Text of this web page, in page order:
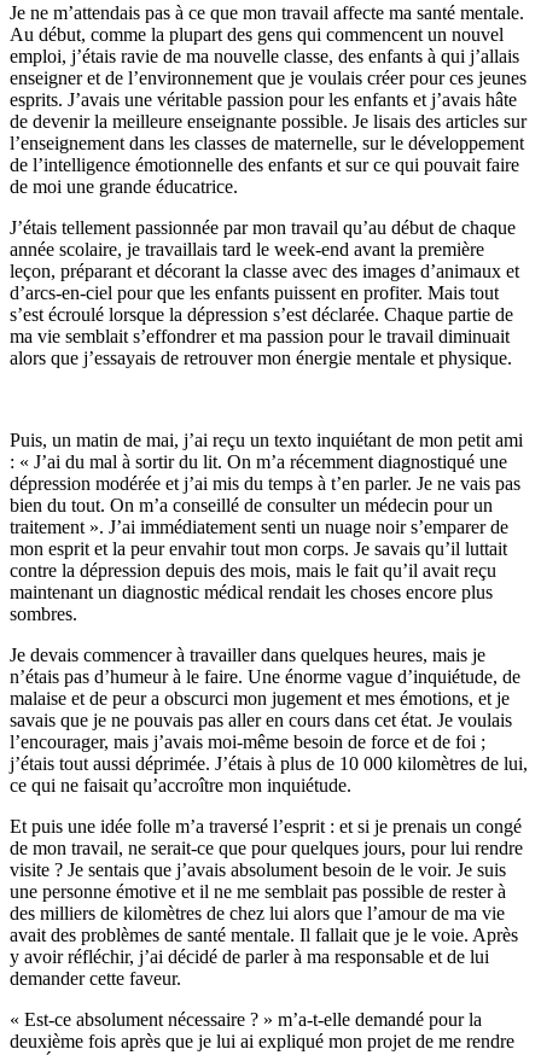
Je ne m’attendais pas à ce que mon travail affecte ma santé mentale.
Au début, comme la plupart des gens qui commencent un nouvel
emploi, j’étais ravie de ma nouvelle classe, des enfants à qui j’allais
enseigner et de l’environnement que je voulais créer pour ces jeunes
esprits. J’avais une véritable passion pour les enfants et j’avais hâte
de devenir la meilleure enseignante possible. Je lisais des articles sur
l’enseignement dans les classes de maternelle, sur le développement
de l’intelligence émotionnelle des enfants et sur ce qui pouvait faire
de moi une grande éducatrice.
J’étais tellement passionnée par mon travail qu’au début de chaque
année scolaire, je travaillais tard le week-end avant la première
leçon, préparant et décorant la classe avec des images d’animaux et
d’arcs-en-ciel pour que les enfants puissent en profiter. Mais tout
s’est écroulé lorsque la dépression s’est déclarée. Chaque partie de
ma vie semblait s’effondrer et ma passion pour le travail diminuait
alors que j’essayais de retrouver mon énergie mentale et physique.
Puis, un matin de mai, j’ai reçu un texto inquiétant de mon petit ami
: « J’ai du mal à sortir du lit. On m’a récemment diagnostiqué une
dépression modérée et j’ai mis du temps à t’en parler. Je ne vais pas
bien du tout. On m’a conseillé de consulter un médecin pour un
traitement ». J’ai immédiatement senti un nuage noir s’emparer de
mon esprit et la peur envahir tout mon corps. Je savais qu’il luttait
contre la dépression depuis des mois, mais le fait qu’il avait reçu
maintenant un diagnostic médical rendait les choses encore plus
sombres.
Je devais commencer à travailler dans quelques heures, mais je
n’étais pas d’humeur à le faire. Une énorme vague d’inquiétude, de
malaise et de peur a obscurci mon jugement et mes émotions, et je
savais que je ne pouvais pas aller en cours dans cet état. Je voulais
l’encourager, mais j’avais moi-même besoin de force et de foi ;
j’étais tout aussi déprimée. J’étais à plus de 10 000 kilomètres de lui,
ce qui ne faisait qu’accroître mon inquiétude.
Et puis une idée folle m’a traversé l’esprit : et si je prenais un congé
de mon travail, ne serait-ce que pour quelques jours, pour lui rendre
visite ? Je sentais que j’avais absolument besoin de le voir. Je suis
une personne émotive et il ne me semblait pas possible de rester à
des milliers de kilomètres de chez lui alors que l’amour de ma vie
avait des problèmes de santé mentale. Il fallait que je le voie. Après
y avoir réfléchir, j’ai décidé de parler à ma responsable et de lui
demander cette faveur.
« Est-ce absolument nécessaire ? » m’a-t-elle demandé pour la
deuxième fois après que je lui ai expliqué mon projet de me rendre